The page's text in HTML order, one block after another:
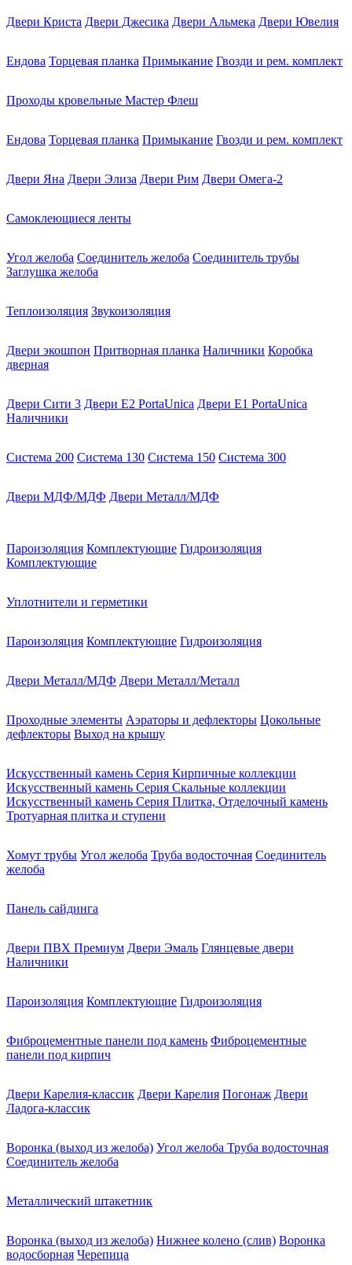
Двери Криста Двери Джесика Двери Альмека Двери Ювелия
Ендова Торцевая планка Примыкание Гвозди и рем. комплект
Проходы кровельные Мастер Флеш
Ендова Торцевая планка Примыкание Гвозди и рем. комплект
Двери Яна Двери Элиза Двери Рим Двери Омега-2
Самоклеющиеся ленты
Угол желоба Соединитель желоба Соединитель трубы
Заглушка желоба
Теплоизоляция Звукоизоляция
Двери экошпон Притворная планка Наличники Коробка
дверная
Двери Сити 3 Двери E2 PortaUnica Двери E1 PortaUnica
Наличники
Система 200 Система 130 Система 150 Система 300
Двери МДФ/МДФ Двери Металл/МДФ
Пароизоляция Комплектующие Гидроизоляция
Комплектующие
Уплотнители и герметики
Пароизоляция Комплектующие Гидроизоляция
Двери Металл/МДФ Двери Металл/Металл
Проходные элементы Аэраторы и дефлекторы Цокольные
дефлекторы Выход на крышу
Искусственный камень Серия Кирпичные коллекции
Искусственный камень Серия Скальные коллекции
Искусственный камень Серия Плитка, Отделочный камень
Тротуарная плитка и ступени
Хомут трубы Угол желоба Труба водосточная Соединитель
желоба
Панель сайдинга
Двери ПВХ Премиум Двери Эмаль Глянцевые двери
Наличники
Пароизоляция Комплектующие Гидроизоляция
Фиброцементные панели под камень Фиброцементные
панели под кирпич
Двери Карелия-классик Двери Карелия Погонаж Двери
Ладога-классик
Воронка (выход из желоба) Угол желоба Труба водосточная
Соединитель желоба
Металлический штакетник
Воронка (выход из желоба) Нижнее колено (слив) Воронка
водосборная Черепица